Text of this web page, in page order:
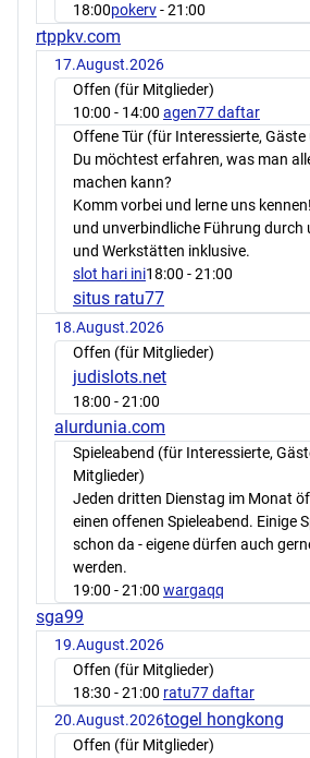
18:00pokerv- 21:00
rtppkv.com
17.August.2026
Offen (für Mitglieder)
10:00 - 14:00 agen77 daftar
Offene Tür (für Interessierte,
Du möchtest erfahren, was man
machen kann?
Komm vorbei und lerne uns
und unverbindliche Führung durch
und Werkstätten inklusive.
slot hari ini18:00 - 21:00
situs ratu77
18.August.2026
Offen (für Mitglieder)
judislots.net
18:00 - 21:00
alurdunia.com
Spieleabend (für Interessierte,
Mitglieder)
Jeden dritten Dienstag im Monat
einen offenen Spieleabend. Einige
schon da - eigene dürfen auch
werden.
19:00 - 21:00 wargaqq
sga99
19.August.2026
Offen (für Mitglieder)
18:30 - 21:00 ratu77 daftar
20.August.2026togel hongkong
Offen (für Mitglieder)